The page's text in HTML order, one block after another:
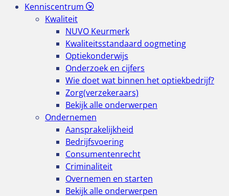
Kenniscentrum
Kwaliteit
NUVO Keurmerk
Kwaliteitsstandaard oogmeting
Optiekonderwijs
Onderzoek en cijfers
Wie doet wat binnen het optiekbedrijf?
Zorg(verzekeraars)
Bekijk alle onderwerpen
Ondernemen
Aansprakelijkheid
Bedrijfsvoering
Consumentenrecht
Criminaliteit
Overnemen en starten
Bekijk alle onderwerpen